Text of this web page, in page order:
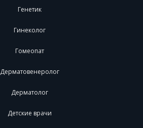
Генетик
Гинеколог
Гомеопат
Дерматовенеролог
Дерматолог
Детские врачи